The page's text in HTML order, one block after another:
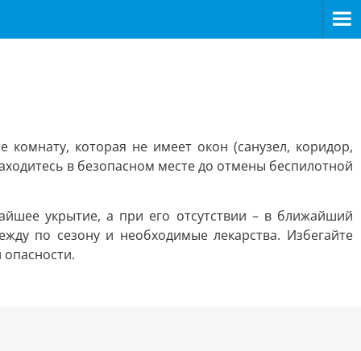
которая не имеет окон (санузел, коридор,
в безопасном месте до отмены беспилотной
укрытие, а при его отсутствии – в ближайший
по сезону и необходимые лекарства. Избегайте